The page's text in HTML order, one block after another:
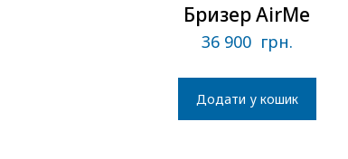
Бризер AirMe
36 900 грн.
Додати у кошик